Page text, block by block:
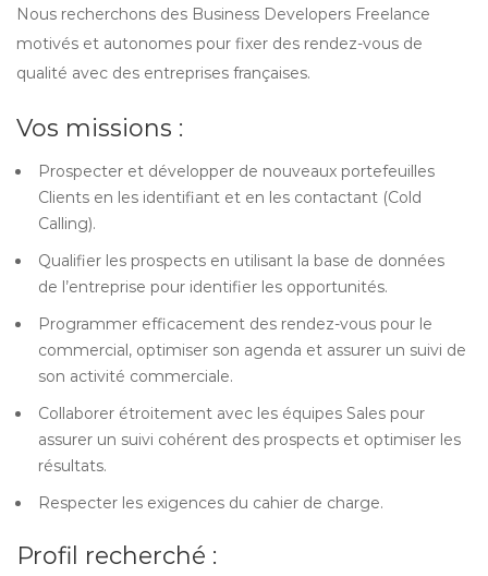
Nous recherchons des Business Developers Freelance
motivés et autonomes pour fixer des rendez-vous de
qualité avec des entreprises françaises.
Vos missions :
Prospecter et développer de nouveaux portefeuilles
Clients en les identifiant et en les contactant (Cold
Calling).
Qualifier les prospects en utilisant la base de données
de l’entreprise pour identifier les opportunités.
Programmer efficacement des rendez-vous pour le
commercial, optimiser son agenda et assurer un suivi de
son activité commerciale.
Collaborer étroitement avec les équipes Sales pour
assurer un suivi cohérent des prospects et optimiser les
résultats.
Respecter les exigences du cahier de charge.
Profil recherché :